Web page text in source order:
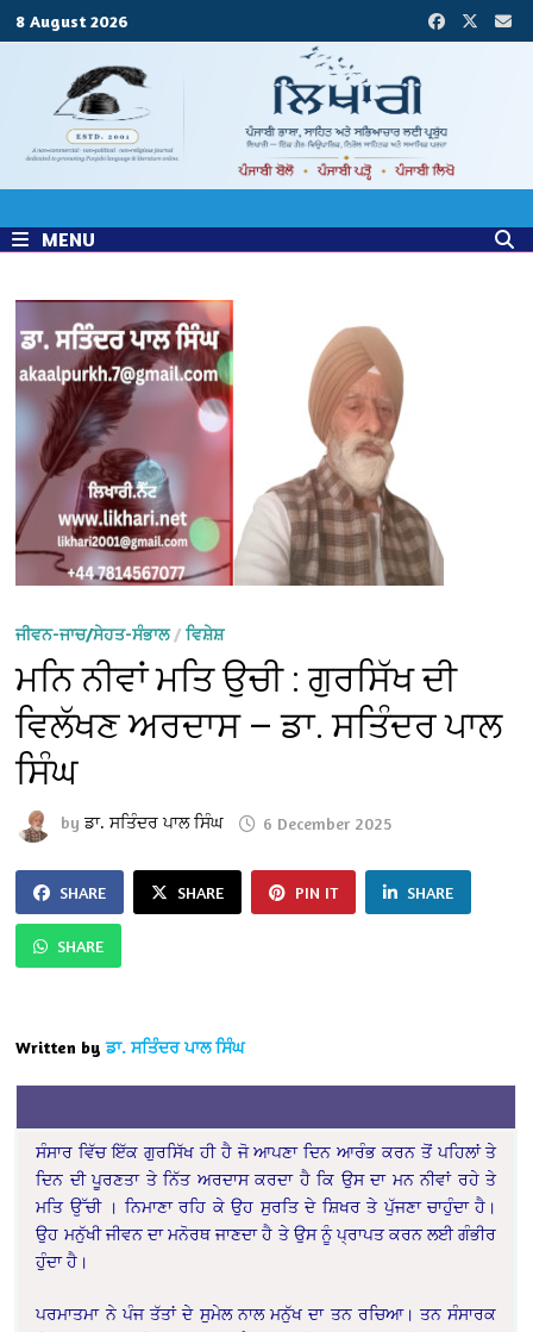
8 August 2026
MENU
ਜੀਵਨ-ਜਾਚ/ਸੇਹਤ-ਸੰਭਾਲ/ਵਿਸ਼ੇਸ਼
ਮਨਿ ਨੀਵਾਂ ਮਤਿ ਉਚੀ : ਗੁਰਸਿੱਖ ਦੀ
ਵਿਲੱਖਣ ਅਰਦਾਸ — ਡਾ. ਸਤਿੰਦਰ ਪਾਲ
ਸਿੰਘ
byਡਾ. ਸਤਿੰਦਰ ਪਾਲ ਸਿੰਘ 6 December 2025
SHARE SHARE PIN IT SHARE
SHARE
Written by ਡਾ. ਸਤਿੰਦਰ ਪਾਲ ਸਿੰਘ
ਸੰਸਾਰ ਵਿੱਚ ਇੱਕ ਗੁਰਸਿੱਖ ਹੀ ਹੈ ਜੋ ਆਪਣਾ ਦਿਨ ਆਰੰਭ ਕਰਨ ਤੋਂ ਪਹਿਲਾਂ ਤੇ
ਦਿਨ ਦੀ ਪੂਰਣਤਾ ਤੇ ਨਿੱਤ ਅਰਦਾਸ ਕਰਦਾ ਹੈ ਕਿ ਉਸ ਦਾ ਮਨ ਨੀਵਾਂ ਰਹੇ ਤੇ
ਮਤਿ ਉੱਚੀ । ਨਿਮਾਣਾ ਰਹਿ ਕੇ ਉਹ ਸੁਰਤਿ ਦੇ ਸ਼ਿਖਰ ਤੇ ਪੁੱਜਣਾ ਚਾਹੁੰਦਾ ਹੈ।
ਉਹ ਮਨੁੱਖੀ ਜੀਵਨ ਦਾ ਮਨੋਰਥ ਜਾਣਦਾ ਹੈ ਤੇ ਉਸ ਨੂੰ ਪ੍ਰਾਪਤ ਕਰਨ ਲਈ ਗੰਭੀਰ
ਹੁੰਦਾ ਹੈ।
ਪਰਮਾਤਮਾ ਨੇ ਪੰਜ ਤੱਤਾਂ ਦੇ ਸੁਮੇਲ ਨਾਲ ਮਨੁੱਖ ਦਾ ਤਨ ਰਚਿਆ। ਤਨ ਸੰਸਾਰਕ